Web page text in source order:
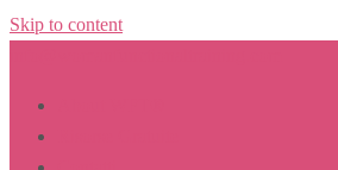
Skip to content